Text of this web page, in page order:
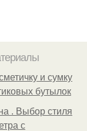
и сумку
бутылок
. Выбор стиля
с